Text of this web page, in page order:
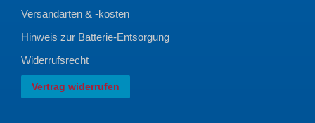
Versandarten & -kosten
Hinweis zur Batterie-Entsorgung
Widerrufsrecht
Vertrag widerrufen